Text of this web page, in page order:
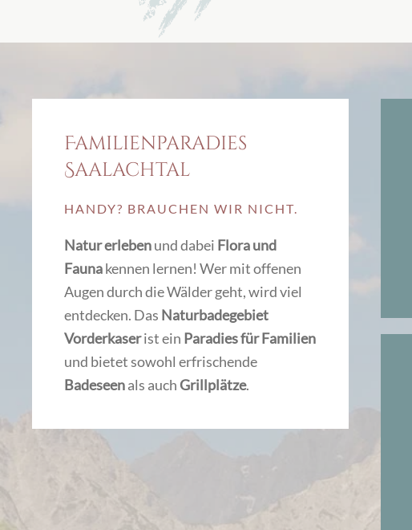
Familienparadies
Saalachtal
HANDY? BRAUCHEN WIR NICHT.
Natur erlebenund dabei Flora und
Faunakennen lernen! Wer mit offenen
Augen durch die Wälder geht, wird viel
entdecken. Das Naturbadegebiet
Vorderkaserist ein Paradies für Familien
und bietet sowohl erfrischende
Badeseenals auch Grillplätze.